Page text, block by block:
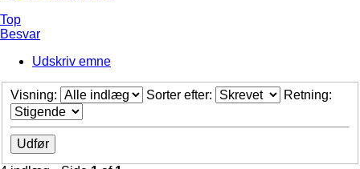
Top
Besvar
Udskriv emne
Visning: Sorter efter: Retning: